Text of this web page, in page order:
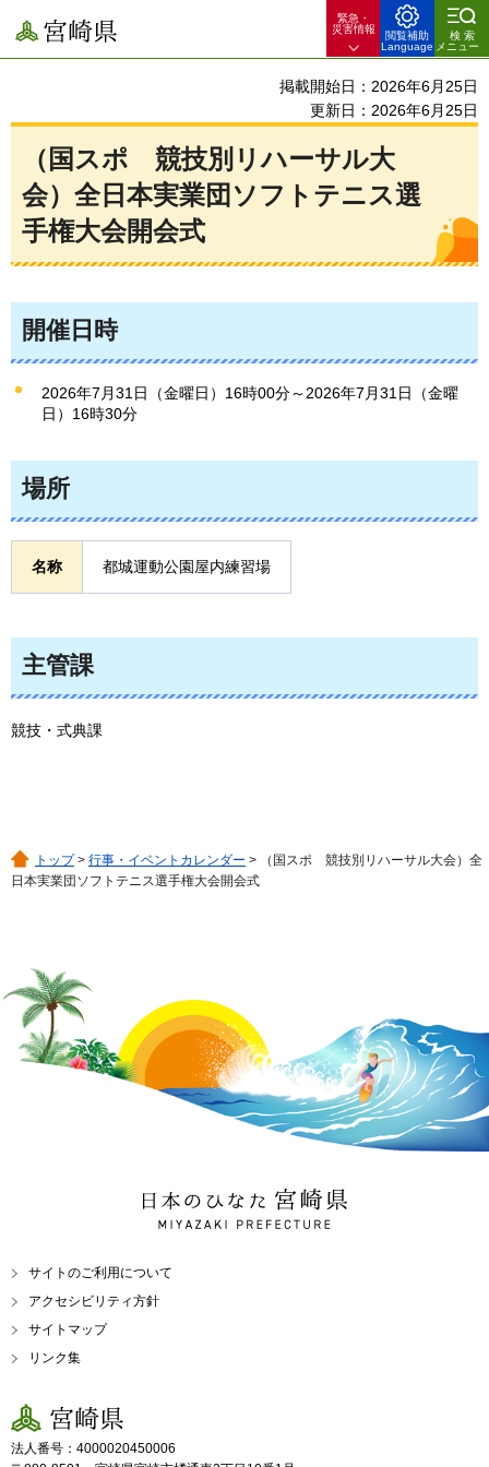
宮崎県
緊急・
災害情報
閲覧補助
Language
検索
メニュー
掲載開始日：2026年6月25日
更新日：2026年6月25日
（国スポ 競技別リハーサル大
会）全日本実業団ソフトテニス選
手権大会開会式
開催日時
2026年7月31日（金曜日）16時00分～2026年7月31日（金曜
日）16時30分
場所
名称 都城運動公園屋内練習場
主管課
競技・式典課
トップ> 行事・イベントカレンダー > （国スポ 競技別リハーサル大会）全
日本実業団ソフトテニス選手権大会開会式
日本のひなた 宮崎県
MIYAZAKI PREFECTURE
サイトのご利用について
アクセシビリティ方針
サイトマップ
リンク集
宮崎県
法人番号：4000020450006